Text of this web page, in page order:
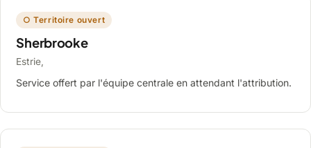
○ Territoire ouvert
Sherbrooke
Estrie,
Service offert par l'équipe centrale en attendant l'attribution.